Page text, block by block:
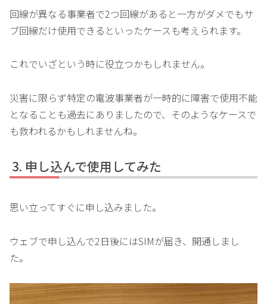
回線が異なる事業者で2つ回線があると一方がダメでもサ
ブ回線だけ使用できるといったケースも考えられます。
これでいざという時に役立つかもしれません。
災害に限らず特定の電波事業者が一時的に障害で使用不能
となることも過去にありましたので、そのようなケースで
も救われるかもしれませんね。
申し込んで使用してみた
思い立ってすぐに申し込みました。
ウェブで申し込んで2日後にはSIMが届き、開通しまし
た。